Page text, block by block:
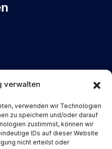
verwalten
verwenden wir Technologien
zu speichern und/oder darauf
zustimmst, können wir
IDs auf dieser Website
nicht erteilst oder